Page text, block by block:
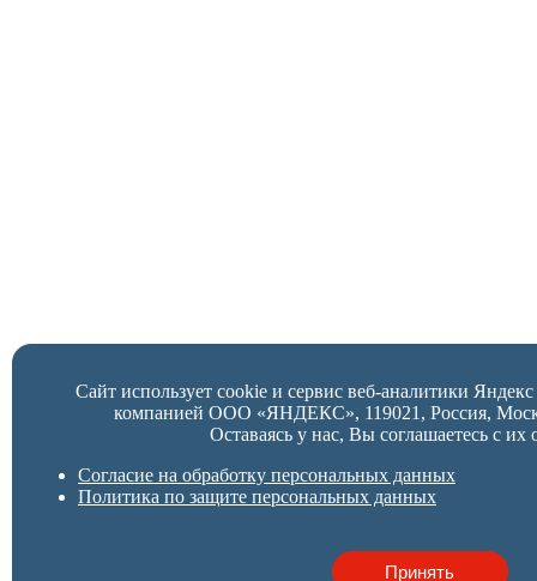
Сайт использует cookie и сервис веб-аналитики
компанией ООО «ЯНДЕКС», 119021, Россия,
Оставаясь у нас, Вы соглашаетесь с их
Согласие на обработку персональных данных
Политика по защите персональных данных
Принять